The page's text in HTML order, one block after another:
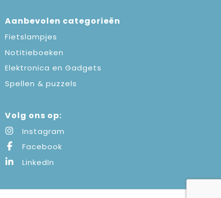
Aanbevolen categorieën
Fietslampjes
Notitieboeken
Elektronica en Gadgets
Spellen & puzzels
Volg ons op:
Instagram
Facebook
LinkedIn